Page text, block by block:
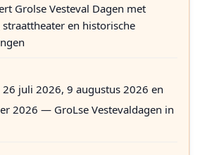
Grolse Vesteval Dagen met
en historische
26 juli 2026, 9 augustus 2026 en
2026 — GroLse Vestevaldagen in